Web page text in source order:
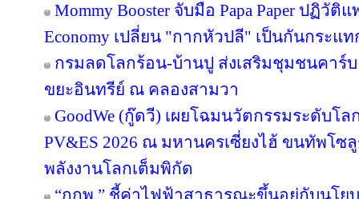
Mommy Booster จับมือ Papa Paper ปฏิวัติ
Economy เปลี่ยน "กากหัวปลี" เป็นกันกระแ
กรมลดโลกร้อน-บ้านปู ส่งเสริมชุมชนคาร์
ขยะอินทรีย์ ณ คลองสามวา
GoodWe (กู๊ดวี) เผยโฉมนวัตกรรมระดับโล
PV&ES 2026 ณ มหานครเซี่ยงไฮ้ ขนทัพโ
พลังงานโลกเต็มพิกัด
“กกพ.” ชี้ค่าไฟฟ้าสาธารณะขึ้นอยู่กับนโย